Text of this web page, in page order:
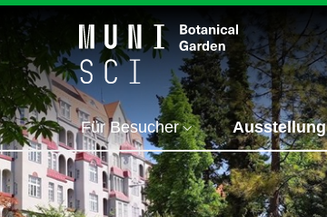
Für Besucher Ausstellung